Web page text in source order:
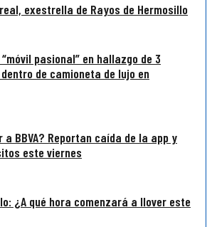
exestrella de Rayos de Hermosillo
pasional” en hallazgo de 3
de camioneta de lujo en
a BBVA? Reportan caída de la app y
este viernes
¿A qué hora comenzará a llover este